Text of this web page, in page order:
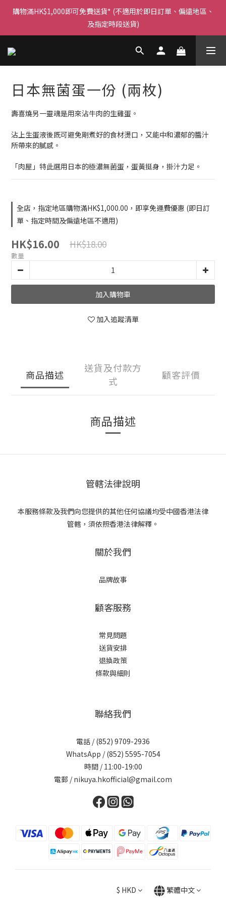
每晚23:59截單，立即下單！
購物滿HK$1,000即可免費送貨* (不適用於即日訂單、偏遠地區、
及指定時段送貨)
每晚23:59截單，立即下單！
日本無菌蛋一份 (兩枚)
壽喜燒另一靈魂是用來沾牛肉的生雞蛋。
沾上生蛋液後既可避免剛煮好的食材燙口，又能中和濃郁的醬汁
所帶來的膩感。
「肉屋」特此選用日本的極濃無菌蛋，蛋黃挺身，掛汁力足。
全店，指定地區購物滿HK$1,000.00，即享免運費優惠 (即日訂
單、指定時間及偏遠地區不適用)
HK$16.00 HK$18.00
數量
加入購物車
加入追蹤清單
商品描述
送貨及付款方
式
顧客評價
商品描述
管轄法律說明
本服務條款及我們向您提供的其他任何協議均受中國香港法律
管轄，須依照香港法律解釋。
關於我們
品牌故事
顧客服務
常見問題
送貨安排
退換政策
條款與細則
聯絡我們
電話 / (852) 9709-2936
WhatsApp / (852) 5595-7054
時間 / 11:00-19:00
電郵 / nikuya.hkofficial@gmail.com
$ HKD 繁體中文